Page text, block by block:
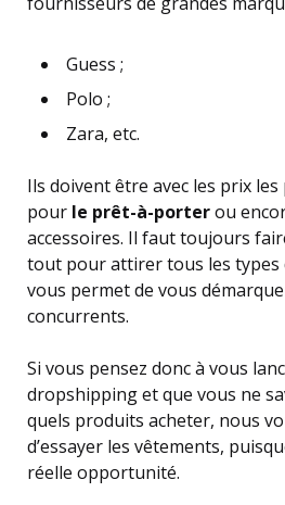
Guess ;
Polo ;
Zara, etc.
Ils doivent être avec les prix
pour le prêt-à-porterou
accessoires. Il faut toujours
tout pour attirer tous les types
vous permet de vous
concurrents.
Si vous pensez donc à vous
dropshipping et que vous ne
quels produits acheter, nous
d’essayer les vêtements,
réelle opportunité.